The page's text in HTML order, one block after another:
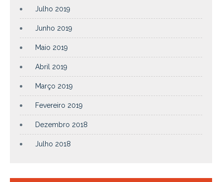
Julho 2019
Junho 2019
Maio 2019
Abril 2019
Março 2019
Fevereiro 2019
Dezembro 2018
Julho 2018